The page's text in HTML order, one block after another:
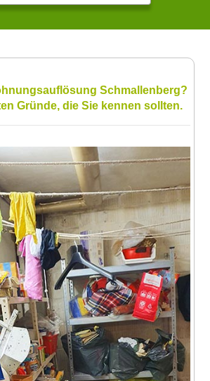
Schmallenberg?
Gründe, die Sie kennen sollten.